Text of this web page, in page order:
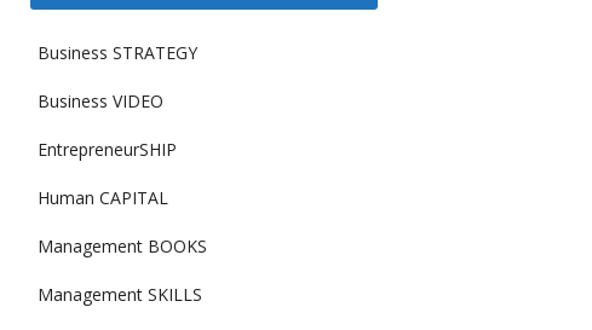
Business STRATEGY
Business VIDEO
EntrepreneurSHIP
Human CAPITAL
Management BOOKS
Management SKILLS